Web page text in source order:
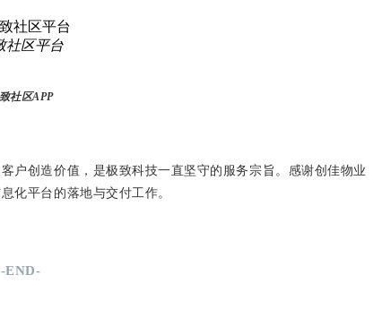
社区平台
社区APP
户创造价值，是极致科技一直坚守的服务宗旨。感谢创佳物业
化平台的落地与交付工作。
-END-